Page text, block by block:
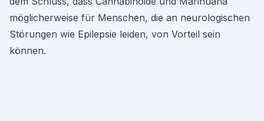
möglicherweise für Menschen, die an neurologischen
Störungen wie Epilepsie leiden, von Vorteil sein
können.